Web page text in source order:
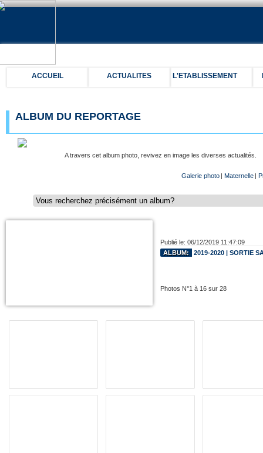
ACCUEIL ACTUALITES L'ETABLISSEMENT
ALBUM DU REPORTAGE
A travers cet album photo, revivez en image les diverses actualités.
|
| Maternelle
Galerie photo
Publié le: 06/12/2019 11:47:09
ALBUM:
2019-2020 | SORTIE
Photos N°1 à 16 sur 28